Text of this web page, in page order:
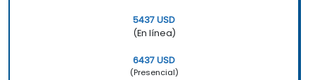
5437 USD
(En línea)
6437 USD
(Presencial)